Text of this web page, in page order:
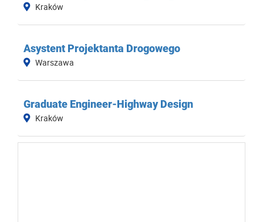
Kraków
Asystent Projektanta Drogowego
Warszawa
Graduate Engineer-Highway Design
Kraków